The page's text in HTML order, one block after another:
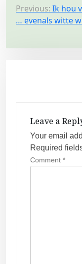
P
o
t
Previous: Ik hou
… evenals witte
Leave a
Your email
Required
Comment *